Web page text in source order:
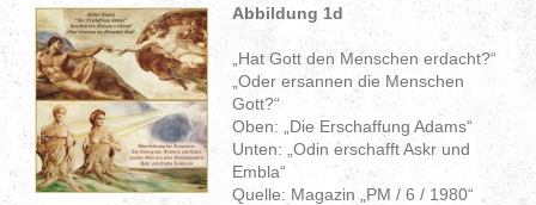
Abbildung 1d
„Hat Gott den Menschen erdacht?“
„Oder ersannen die Menschen
Gott?“
Oben: „Die Erschaffung Adams“
Unten: „Odin erschafft Askr und
Embla“
Quelle: Magazin „PM / 6 / 1980“